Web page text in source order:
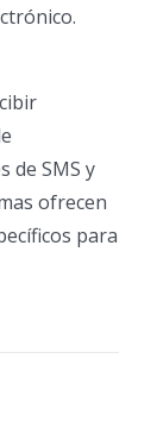
de SMS y
ofrecen
para